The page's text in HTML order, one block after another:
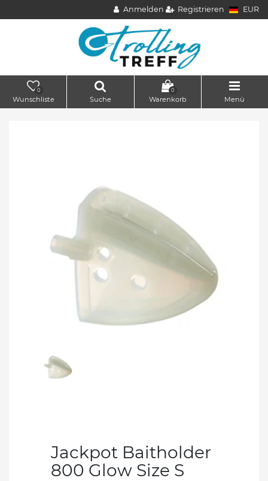
Anmelden Registrieren EUR
0
Wunschliste Suche
0
Warenkorb Menü
Jackpot Baitholder
800 Glow Size S